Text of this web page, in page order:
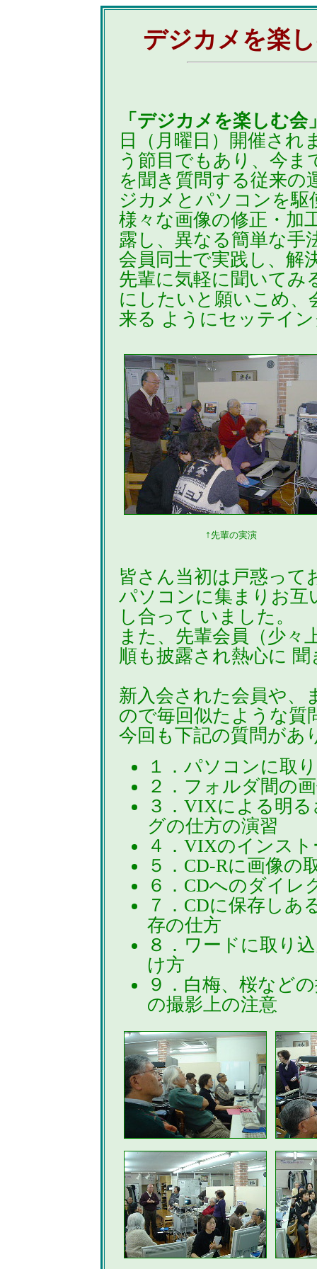
デジカメを楽し
「デジカメを楽しむ会
日（月曜日）開催され
う節目でもあり、今
を聞き質問する従来の
ジカメとパソコンを駆
様々な画像の修正・加
露し、異なる簡単な手
会員同士で実践し、解
先輩に気軽に聞いてみ
にしたいと願いこめ、
来る ようにセッテイ
↑先輩の実演
皆さん当初は戸惑って
パソコンに集まりお互
し合って いました。
また、先輩会員（少々
順も披露され熱心に
新入会された会員や、
ので毎回似たような質
今回も下記の質問があ
１．パソコンに取
２．フォルダ間の
３．VIXによる明
グの仕方の演習
４．VIXのインス
５．CD-Rに画像の
６．CDへのダイレ
７．CDに保存しあ
存の仕方
８．ワードに取り
け方
９．白梅、桜など
の撮影上の注意